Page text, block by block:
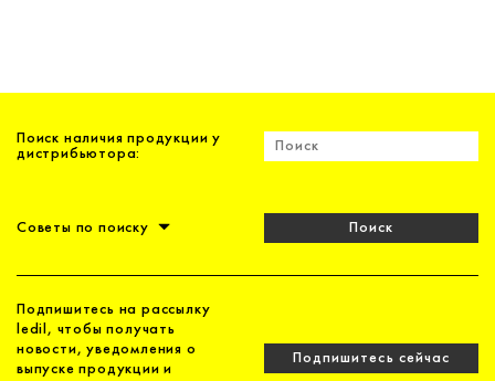
Поиск наличия продукции у
дистрибьютора:
Советы по поиску Поиск
Подпишитесь на рассылку
ledil, чтобы получать
новости, уведомления о
выпуске продукции и
Подпишитесь сейчас